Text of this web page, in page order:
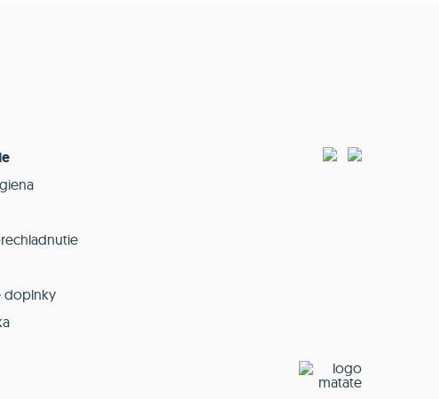
doplnky